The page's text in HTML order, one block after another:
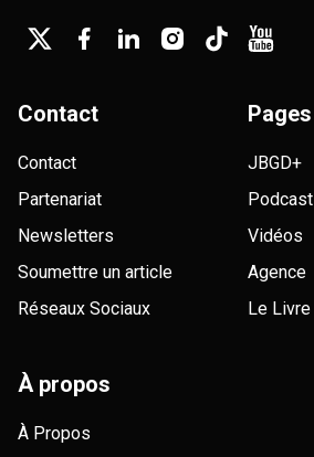
Contact
Contact
Partenariat
Newsletters
Soumettre un article
Réseaux Sociaux
Pages
JBGD+
Podcast
Vidéos
Agence
Le Livre
À propos
À Propos